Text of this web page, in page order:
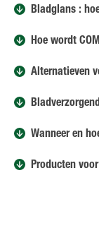
Bladglans : hoe
Hoe wordt
Alternatieven
Wanneer en
Producten